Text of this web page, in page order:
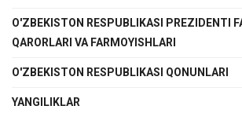
O'ZBEKISTON RESPUBLIKASI PREZIDENTI
QARORLARI VA FARMOYISHLARI
O'ZBEKISTON RESPUBLIKASI QONUNLARI
YANGILIKLAR